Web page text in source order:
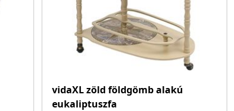
vidaXL zöld földgömb alakú
eukaliptuszfa